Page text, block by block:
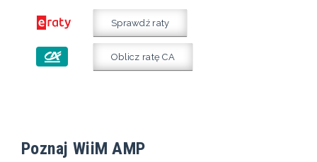
Sprawdź raty
Oblicz ratę CA
Poznaj WiiM AMP